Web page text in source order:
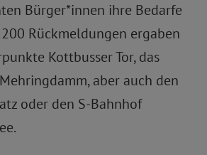
Bürger*innen ihre Bedarfe
Rückmeldungen ergaben
Kottbusser Tor, das
aber auch den
oder den S-Bahnhof